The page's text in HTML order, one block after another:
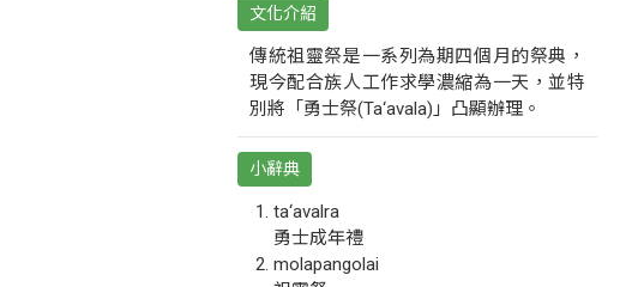
文化介紹
傳統祖靈祭是一系列為期四個月的祭典，
現今配合族人工作求學濃縮為一天，並特
別將「勇士祭(Ta‘avala)」凸顯辦理。
小辭典
ta‘avalra
勇士成年禮
molapangolai